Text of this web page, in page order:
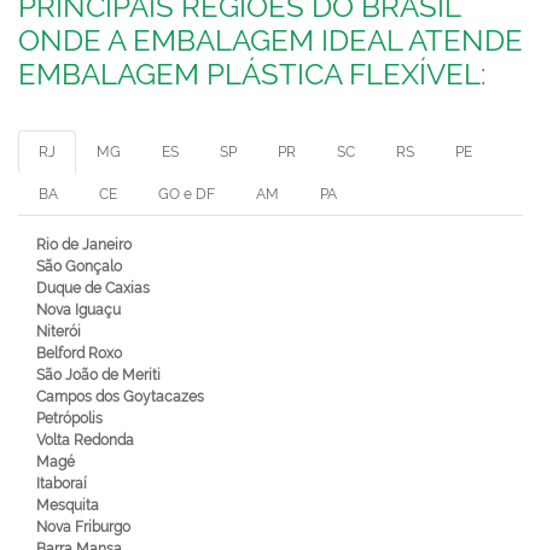
ONDE A EMBALAGEM IDEAL ATENDE
EMBALAGEM PLÁSTICA FLEXÍVEL:
RJ MG ES SP PR SC RS PE
BA CE GO e DF AM PA
Rio de Janeiro
São Gonçalo
Duque de Caxias
Nova Iguaçu
Niterói
Belford Roxo
São João de Meriti
Campos dos Goytacazes
Petrópolis
Volta Redonda
Magé
Itaboraí
Mesquita
Nova Friburgo